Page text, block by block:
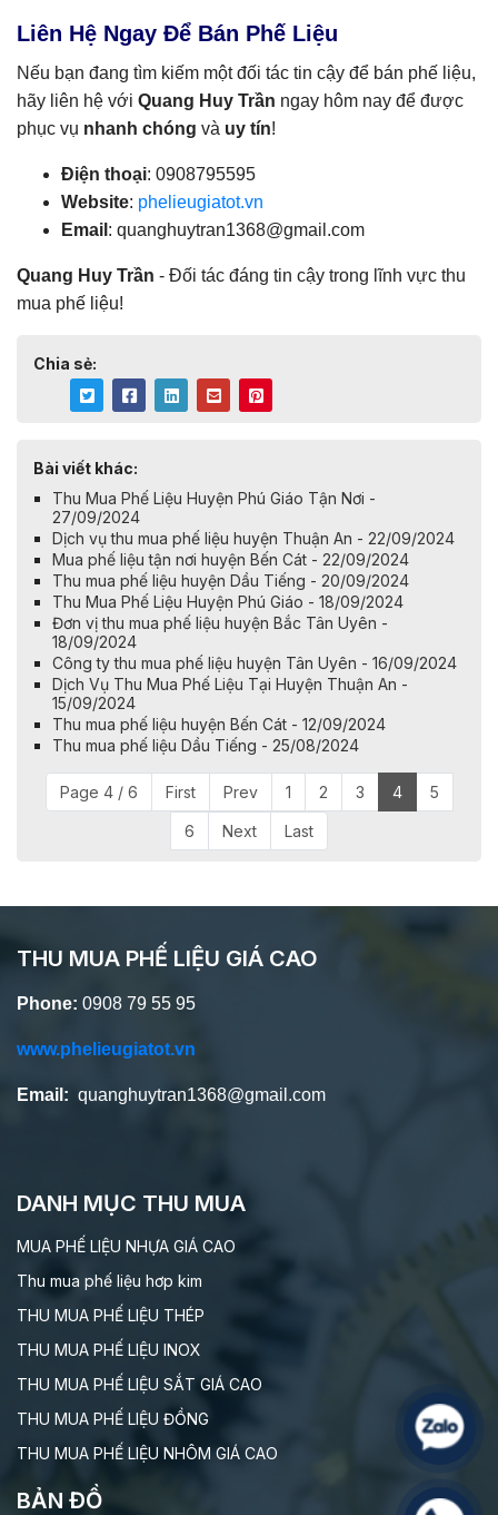
Liên Hệ Ngay Để Bán Phế Liệu
Nếu bạn đang tìm kiếm một đối tác tin cậy để bán phế liệu,
hãy liên hệ với Quang Huy Trần ngay hôm nay để được
phục vụ nhanh chóng và uy tín!
Điện thoại: 0908795595
Website: phelieugiatot.vn
Email : quanghuytran1368@gmail.com
Quang Huy Trần - Đối tác đáng tin cậy trong lĩnh vực thu
mua phế liệu!
Chia sẻ:
Bài viết khác:
Thu Mua Phế Liệu Huyện Phú Giáo Tận Nơi -
27/09/2024
Dịch vụ thu mua phế liệu huyện Thuận An - 22/09/2024
Mua phế liệu tận nơi huyện Bến Cát - 22/09/2024
Thu mua phế liệu huyện Dầu Tiếng - 20/09/2024
Thu Mua Phế Liệu Huyện Phú Giáo - 18/09/2024
Đơn vị thu mua phế liệu huyện Bắc Tân Uyên -
18/09/2024
Công ty thu mua phế liệu huyện Tân Uyên - 16/09/2024
Dịch Vụ Thu Mua Phế Liệu Tại Huyện Thuận An -
15/09/2024
Thu mua phế liệu huyện Bến Cát - 12/09/2024
Thu mua phế liệu Dầu Tiếng - 25/08/2024
Page 4 / 6 First Prev 1 2 3 4 5
6 Next Last
THU MUA PHẾ LIỆU GIÁ CAO
Phone: 0908 79 55 95
www.phelieugiatot.vn
Email: quanghuytran1368@gmail.com
DANH MỤC THU MUA
MUA PHẾ LIỆU NHỰA GIÁ CAO
Thu mua phế liệu hơp kim
THU MUA PHẾ LIỆU THÉP
THU MUA PHẾ LIỆU INOX
THU MUA PHẾ LIỆU SẮT GIÁ CAO
THU MUA PHẾ LIỆU ĐỒNG
THU MUA PHẾ LIỆU NHÔM GIÁ CAO
BẢN ĐỒ